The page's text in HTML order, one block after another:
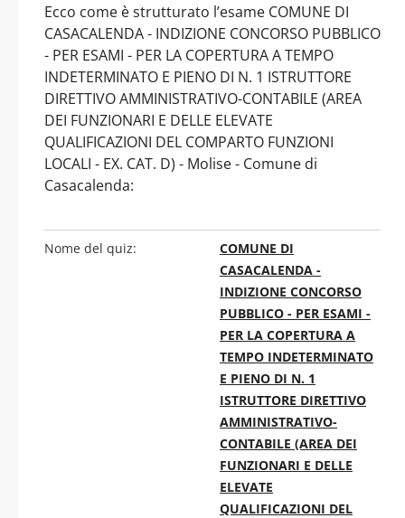
Ecco come è strutturato l’esame COMUNE DI
CASACALENDA - INDIZIONE CONCORSO PUBBLICO
- PER ESAMI - PER LA COPERTURA A TEMPO
INDETERMINATO E PIENO DI N. 1 ISTRUTTORE
DIRETTIVO AMMINISTRATIVO-CONTABILE (AREA
DEI FUNZIONARI E DELLE ELEVATE
QUALIFICAZIONI DEL COMPARTO FUNZIONI
LOCALI - EX. CAT. D) - Molise - Comune di
Casacalenda:
Nome del quiz:
COMUNE DI
CASACALENDA -
INDIZIONE CONCORSO
PUBBLICO - PER ESAMI -
PER LA COPERTURA A
TEMPO INDETERMINATO
E PIENO DI N. 1
ISTRUTTORE DIRETTIVO
AMMINISTRATIVO-
CONTABILE (AREA DEI
FUNZIONARI E DELLE
ELEVATE
QUALIFICAZIONI DEL